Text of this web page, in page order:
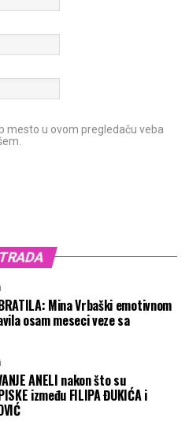
mesto u ovom pregledaču veba
Mina Vrbaški emotivnom
osam meseci veze sa
ANELI nakon što su
između FILIPA ĐUKIĆA i